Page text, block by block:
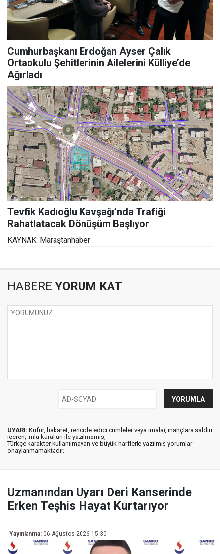
Cumhurbaşkanı Erdoğan Ayser Çalık
Ortaokulu Şehitlerinin Ailelerini Külliye’de
Ağırladı
Tevfik Kadıoğlu Kavşağı’nda Trafiği
Rahatlatacak Dönüşüm Başlıyor
KAYNAK: Maraştanhaber
HABERE YORUM KAT
UYARI: Küfür, hakaret, rencide edici cümleler veya imalar, inançlara saldırı
içeren, imla kuralları ile yazılmamış,
Türkçe karakter kullanılmayan ve büyük harflerle yazılmış yorumlar
onaylanmamaktadır.
Uzmanından Uyarı Deri Kanserinde
Erken Teşhis Hayat Kurtarıyor
Yayınlanma: 06 Ağustos 2026 15:30